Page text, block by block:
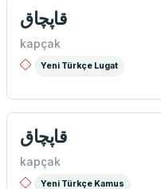
قاپچاق
kapçak
Yeni Türkçe Lugat
قاپچاق
kapçak
Yeni Türkçe Kamus